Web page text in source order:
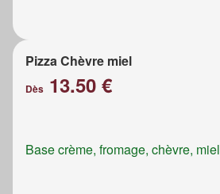
Pizza Chèvre miel
Dès 13.50 €
Base crème, fromage, chèvre, miel